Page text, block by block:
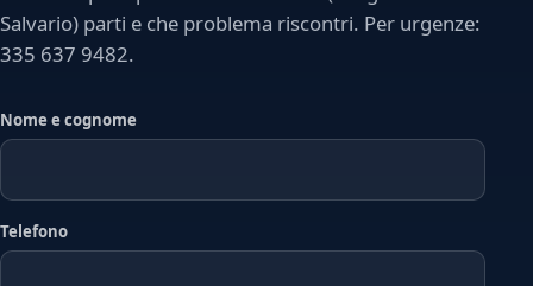
Salvario) parti e che problema riscontri. Per urgenze:
335 637 9482.
Nome e cognome
Telefono